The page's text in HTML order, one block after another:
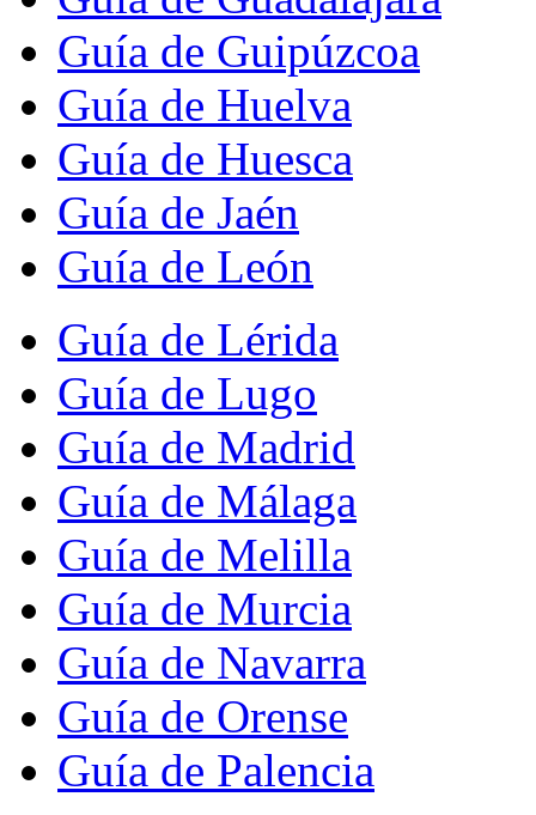
Guía de Guipúzcoa
Guía de Huelva
Guía de Huesca
Guía de Jaén
Guía de León
Guía de Lérida
Guía de Lugo
Guía de Madrid
Guía de Málaga
Guía de Melilla
Guía de Murcia
Guía de Navarra
Guía de Orense
Guía de Palencia